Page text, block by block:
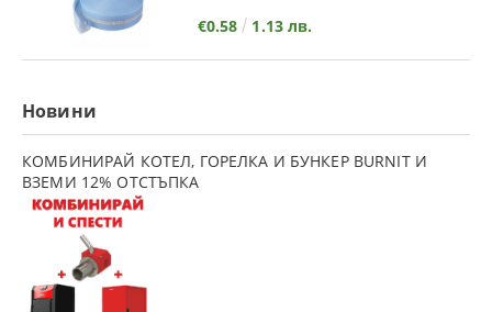
€0.58 1.13 лв.
Новини
КОМБИНИРАЙ КОТЕЛ, ГОРЕЛКА И БУНКЕР BURNIT И
ВЗЕМИ 12% ОТСТЪПКА